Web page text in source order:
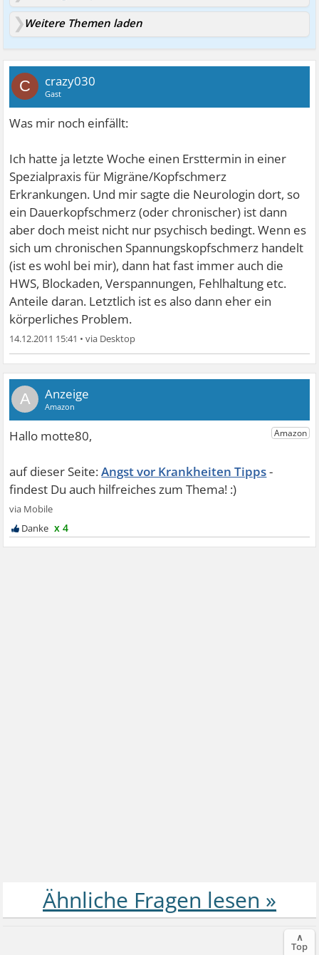
Weitere Themen laden
C crazy030
Gast
Was mir noch einfällt:
Ich hatte ja letzte Woche einen Ersttermin in einer
Spezialpraxis für Migräne/Kopfschmerz
Erkrankungen. Und mir sagte die Neurologin dort, so
ein Dauerkopfschmerz (oder chronischer) ist dann
aber doch meist nicht nur psychisch bedingt. Wenn es
sich um chronischen Spannungskopfschmerz handelt
(ist es wohl bei mir), dann hat fast immer auch die
HWS, Blockaden, Verspannungen, Fehlhaltung etc.
Anteile daran. Letztlich ist es also dann eher ein
körperliches Problem.
14.12.2011 15:41 •
A
Angst vor Krankheiten Tipps
x 4
∧
Top